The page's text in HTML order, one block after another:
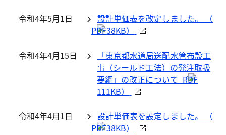
令和4年5月1日 設計単価表を改定しました。
（
38KB）
令和4年4月15日
「東京都水道局送配水管布設工
事（シールド工法）の発注取扱
要綱」の改正について （
111KB）
令和4年4月1日 設計単価表を設定しました。
（
38KB）